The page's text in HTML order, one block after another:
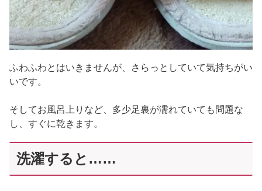
ふわふわとはいきませんが、さらっとしていて気持ちがい
いです。
そしてお風呂上りなど、多少足裏が濡れていても問題な
し、すぐに乾きます。
洗濯すると……